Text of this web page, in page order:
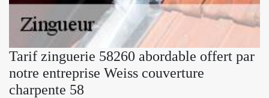
Tarif zinguerie 58260 abordable offert par
notre entreprise Weiss couverture
charpente 58